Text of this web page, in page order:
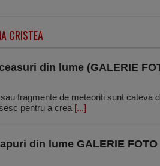
CRISTEA
din lume (GALERIE
fragmente de meteoriti sunt cateva
pentru a crea [...]
din lume GALERIE FOTO